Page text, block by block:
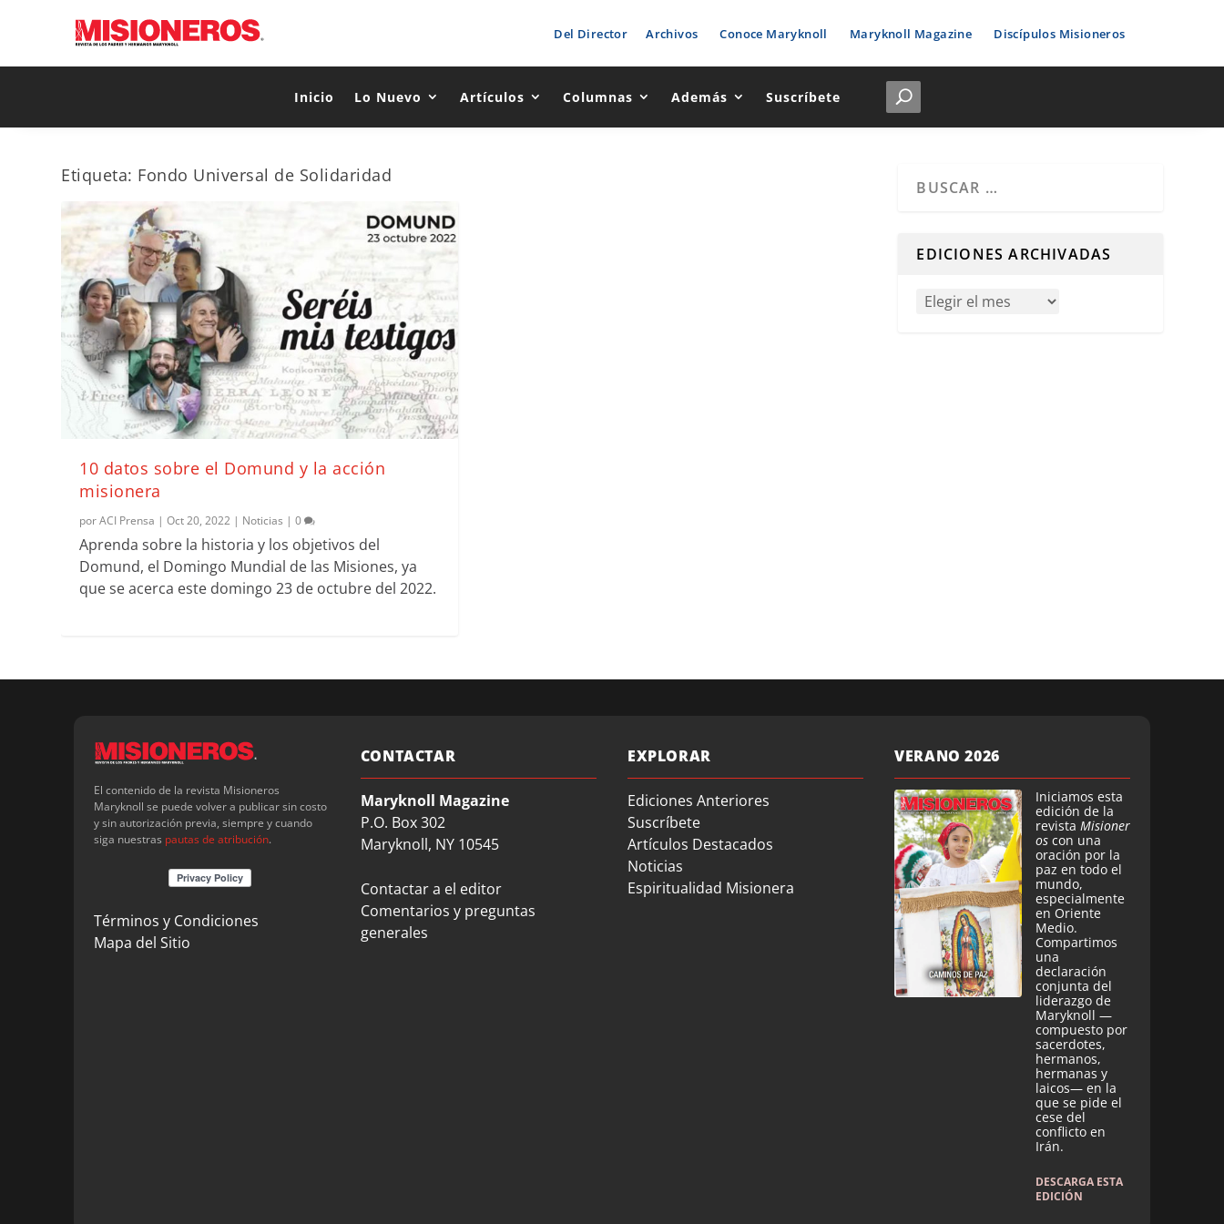
Del Director Archivos Conoce Maryknoll Maryknoll Magazine Discípulos Misioneros
Inicio Lo Nuevo Artículos Columnas Además Suscríbete
Etiqueta: Fondo Universal de Solidaridad
10 datos sobre el Domund y la acción
misionera
porACI Prensa |Oct 20, 2022 | Noticias |0
Aprenda sobre la historia y los objetivos del
Domund, el Domingo Mundial de las Misiones, ya
que se acerca este domingo 23 de octubre del 2022.
EDICIONES ARCHIVADAS
El contenido de la revista Misioneros
Maryknoll se puede volver a publicar sin costo
y sin autorización previa, siempre y cuando
siga nuestras pautas de atribución.
Términos y Condiciones
Mapa del Sitio
CONTACTAR
Maryknoll Magazine
P.O. Box 302
Maryknoll, NY 10545
Contactar a el editor
Comentarios y preguntas
generales
EXPLORAR
Ediciones Anteriores
Suscríbete
Artículos Destacados
Noticias
Espiritualidad Misionera
VERANO 2026
Iniciamos esta
edición de la
revista Misioner
os con una
oración por la
paz en todo el
mundo,
especialmente
en Oriente
Medio.
Compartimos
una
declaración
conjunta del
liderazgo de
Maryknoll —
compuesto por
sacerdotes,
hermanos,
hermanas y
laicos— en la
que se pide el
cese del
conflicto en
Irán.
DESCARGA ESTA
EDICIÓN